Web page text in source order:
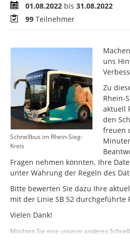
Zeitraum01.08.2022 bis 31.08.2022
Teilnehmer
99 Teilnehmer
Schnellbus im Rhein-Sieg-
Kreis
uns
Zu
Rhein-
aktuell
den
freuen
Fragen nehmen könnten. Ihre
unter Wahrung der Regeln des
Bitte bewerten Sie dazu Ihre
mit der Linie SB 52 durchgeführte
Vielen Dank!
Möchten Sie eine unserer anderen